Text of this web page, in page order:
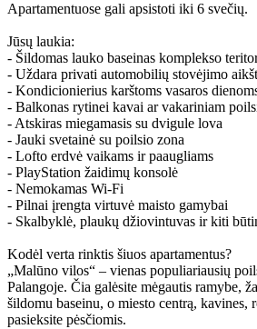
Apartamentuose gali apsistoti iki 6 svečių.
Jūsų laukia:
- Šildomas lauko baseinas komplekso
- Uždara privati automobilių stovėjimo
- Kondicionierius karštoms vasaros
- Balkonas rytinei kavai ar vakariniam
- Atskiras miegamasis su dvigule lova
- Jauki svetainė su poilsio zona
- Lofto erdvė vaikams ir paaugliams
- PlayStation žaidimų konsolė
- Nemokamas Wi-Fi
- Pilnai įrengta virtuvė maisto gamybai
- Skalbyklė, plaukų džiovintuvas ir kiti
Kodėl verta rinktis šiuos apartamentus?
„Malūno vilos“ – vienas populiariausių
Palangoje. Čia galėsite mėgautis ramybe,
šildomu baseinu, o miesto centrą, kavines,
pasieksite pėsčiomis.